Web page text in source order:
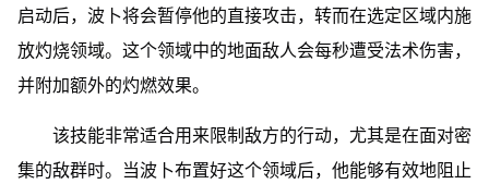
启动后，波卜将会暂停他的直接攻击，转而在选定区域内施
放灼烧领域。这个领域中的地面敌人会每秒遭受法术伤害，
并附加额外的灼燃效果。
该技能非常适合用来限制敌方的行动，尤其是在面对密
集的敌群时。当波卜布置好这个领域后，他能够有效地阻止